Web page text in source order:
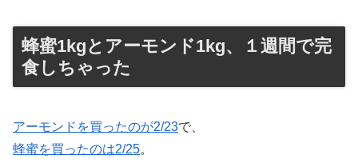
蜂蜜1kgとアーモンド1kg、１週間で完
食しちゃった
アーモンドを買ったのが2/23で、
蜂蜜を買ったのは2/25。